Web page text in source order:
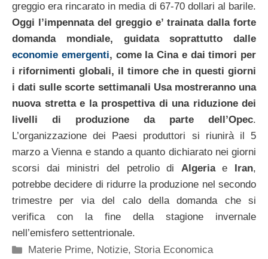
greggio era rincarato in media di 67-70 dollari al barile.
Oggi l’impennata del greggio e’ trainata dalla forte
domanda mondiale, guidata soprattutto dalle
economie emergenti, come la Cina e dai timori per
i rifornimenti globali, il timore che in questi giorni
i dati sulle scorte settimanali Usa mostreranno una
nuova stretta e la prospettiva di una riduzione dei
livelli di produzione da parte dell’Opec.
L’organizzazione dei Paesi produttori si riunirà il 5
marzo a Vienna e stando a quanto dichiarato nei giorni
scorsi dai ministri del petrolio di Algeriae Iran,
potrebbe decidere di ridurre la produzione nel secondo
trimestre per via del calo della domanda che si
verifica con la fine della stagione invernale
nell’emisfero settentrionale.
Categorie
Materie Prime, Notizie, Storia Economica